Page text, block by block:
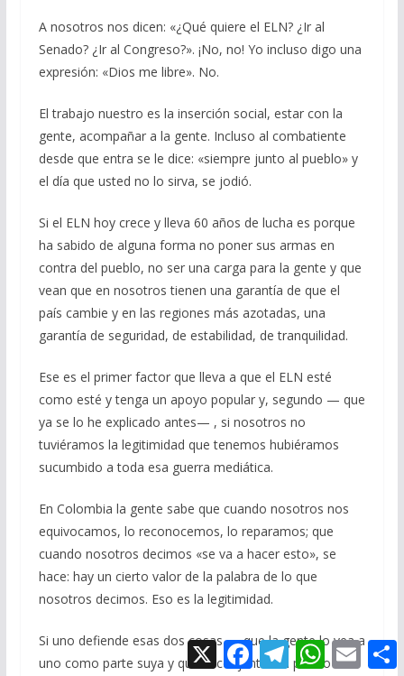
A nosotros nos dicen: «¿Qué quiere el ELN? ¿Ir al
Senado? ¿Ir al Congreso?». ¡No, no! Yo incluso digo una
expresión: «Dios me libre». No.
El trabajo nuestro es la inserción social, estar con la
gente, acompañar a la gente. Incluso al combatiente
desde que entra se le dice: «siempre junto al pueblo» y
el día que usted no lo sirva, se jodió.
Si el ELN hoy crece y lleva 60 años de lucha es porque
ha sabido de alguna forma no poner sus armas en
contra del pueblo, no ser una carga para la gente y que
vean que en nosotros tienen una garantía de que el
país cambie y en las regiones más azotadas, una
garantía de seguridad, de estabilidad, de tranquilidad.
Ese es el primer factor que lleva a que el ELN esté
como esté y tenga un apoyo popular y, segundo — que
ya se lo he explicado antes— , si nosotros no
tuviéramos la legitimidad que tenemos hubiéramos
sucumbido a toda esa guerra mediática.
En Colombia la gente sabe que cuando nosotros nos
equivocamos, lo reconocemos, lo reparamos; que
cuando nosotros decimos «se va a hacer esto», se
hace: hay un cierto valor de la palabra de lo que
nosotros decimos. Eso es la legitimidad.
Si uno defiende esas dos cosas — que la gente lo vea a
uno como parte suya y que el conjunto del país lo vea
X F
a
T
e
W
h
E
m